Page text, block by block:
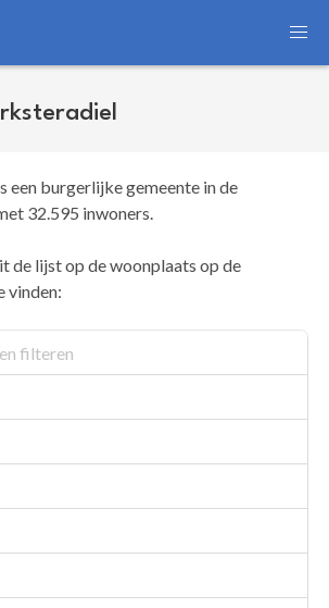
een burgerlijke gemeente in de
32.595 inwoners.
de lijst op de woonplaats op de
vinden: